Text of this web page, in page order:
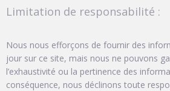
Limitation de responsabilité :
Nous nous efforçons de fournir des
jour sur ce site, mais nous ne pouvons
l’exhaustivité ou la pertinence des
conséquence, nous déclinons toute